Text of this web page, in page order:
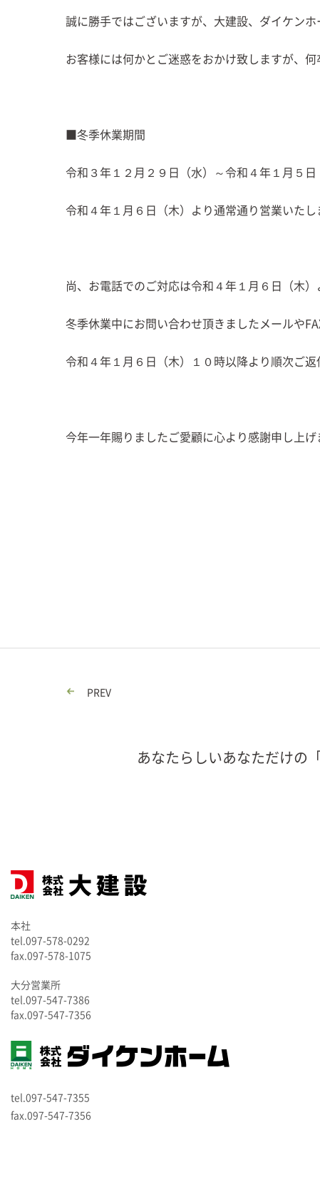
誠に勝手ではございますが、大建設、ダイケン
お客様には何かとご迷惑をおかけ致しますが、
■冬季休業期間
令和３年１２月２９日（水）～令和４年１月５日
令和４年１月６日（木）より通常通り営業いたし
尚、お電話でのご対応は令和４年１月６日（木）
冬季休業中にお問い合わせ頂きましたメールや
令和４年１月６日（木）１０時以降より順次ご返
今年一年賜りましたご愛顧に心より感謝申し上
PREV
あなたらしいあなただけの
本社
tel.097-578-0292
fax.097-578-1075
大分営業所
tel.097-547-7386
fax.097-547-7356
tel.097-547-7355
fax.097-547-7356